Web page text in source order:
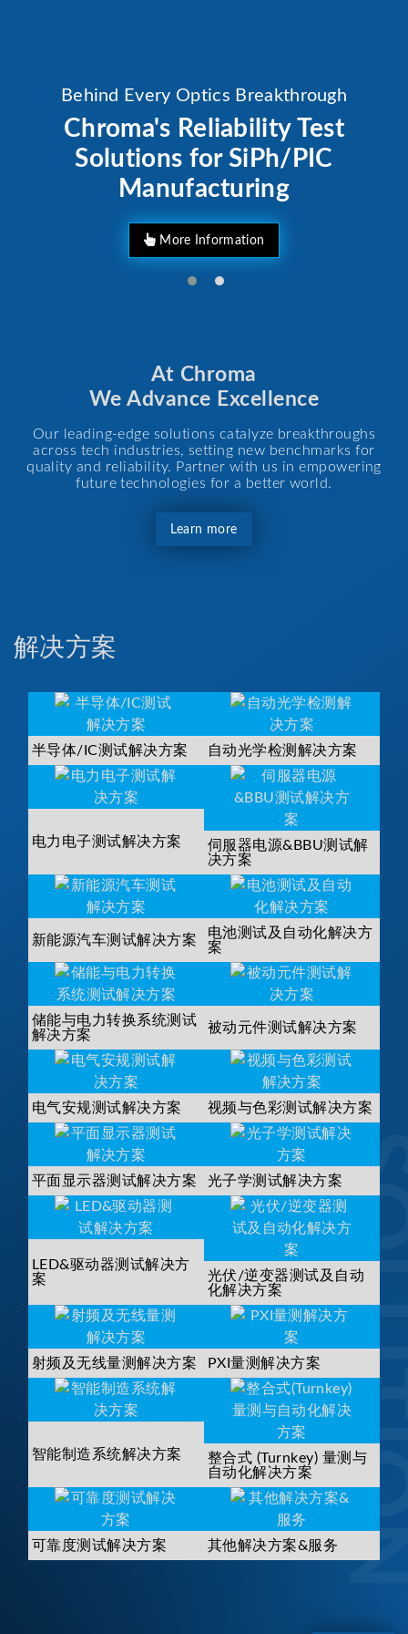
Behind Every Optics Breakthrough
Chroma's Reliability Test
Solutions for SiPh/PIC
Manufacturing
More Information
At Chroma
We Advance Excellence
Our leading-edge solutions catalyze breakthroughs
across tech industries, setting new benchmarks for
quality and reliability. Partner with us in empowering
future technologies for a better world.
Learn more
解决方案
半导体/IC测试解决方案 自动光学检测解决方案
电力电子测试解决方案
伺服器电源&BBU测试解
决方案
新能源汽车测试解决方案
电池测试及自动化解决方
案
储能与电力转换系统测试
解决方案
被动元件测试解决方案
电气安规测试解决方案 视频与色彩测试解决方案
平面显示器测试解决方案 光子学测试解决方案
LED&驱动器测试解决方
案
光伏/逆变器测试及自动
化解决方案
射频及无线量测解决方案 PXI量测解决方案
智能制造系统解决方案
整合式 (Turnkey) 量测与
自动化解决方案
可靠度测试解决方案 其他解决方案&服务